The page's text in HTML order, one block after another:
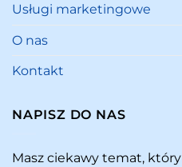
Usługi marketingowe
O nas
Kontakt
NAPISZ DO NAS
Masz ciekawy temat,